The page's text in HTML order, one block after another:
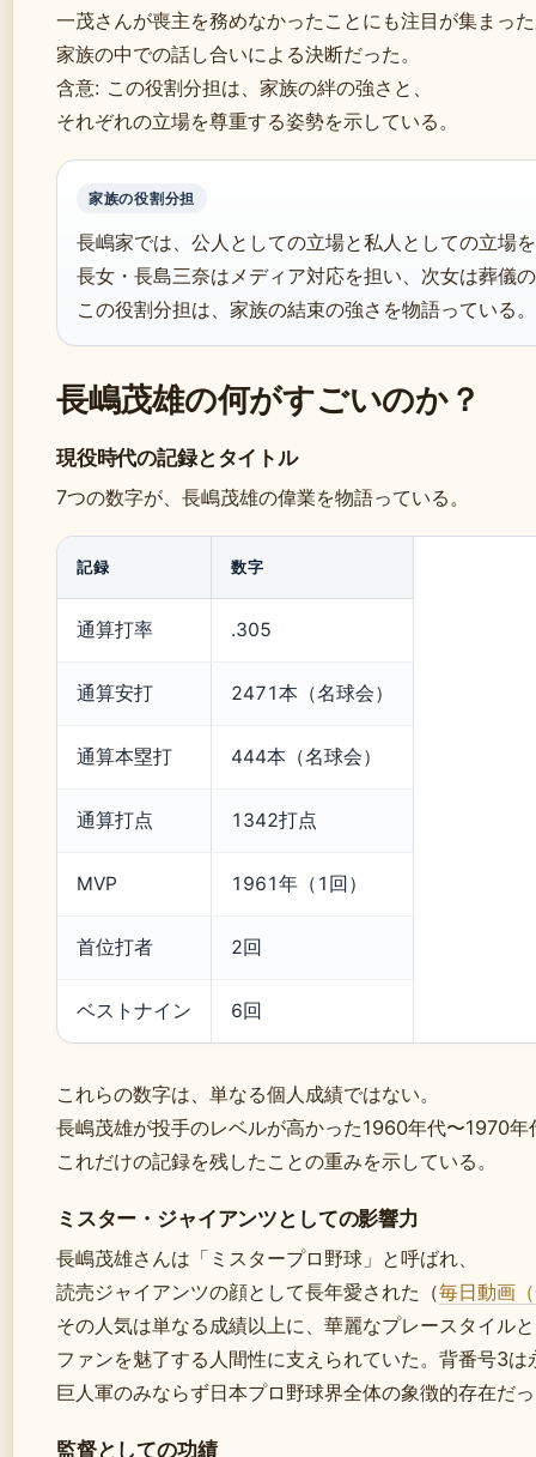
一茂さんが喪主を務めなかったことにも注目が集まっ
家族の中での話し合いによる決断だった。
含意: この役割分担は、家族の絆の強さと、
それぞれの立場を尊重する姿勢を示している。
家族の役割分担
長嶋家では、公人としての立場と私人としての立場
長女・長島三奈はメディア対応を担い、次女は葬儀
この役割分担は、家族の結束の強さを物語っている。
長嶋茂雄の何がすごいのか？
現役時代の記録とタイトル
7つの数字が、長嶋茂雄の偉業を物語っている。
記録 数字
通算打率 .305
通算安打 2471本（名球会）
通算本塁打 444本（名球会）
通算打点 1342打点
MVP 1961年（1回）
首位打者 2回
ベストナイン 6回
これらの数字は、単なる個人成績ではない。
長嶋茂雄が投手のレベルが高かった1960年代〜1970年
これだけの記録を残したことの重みを示している。
ミスター・ジャイアンツとしての影響力
長嶋茂雄さんは「ミスタープロ野球」と呼ばれ、
読売ジャイアンツの顔として長年愛された（毎日動画
その人気は単なる成績以上に、華麗なプレースタイル
ファンを魅了する人間性に支えられていた。背番号3は
巨人軍のみならず日本プロ野球界全体の象徴的存在だ
監督としての功績